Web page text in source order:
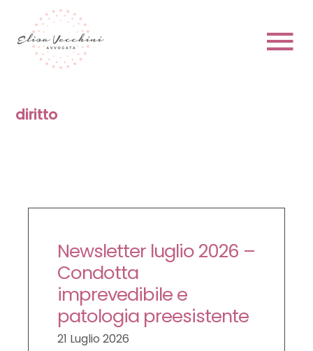
content
PRENOTA
LE NOVITÀ DA SAPERE
diritto
Newsletter luglio 2026 –
Condotta
imprevedibile e
patologia preesistente
21 Luglio 2026